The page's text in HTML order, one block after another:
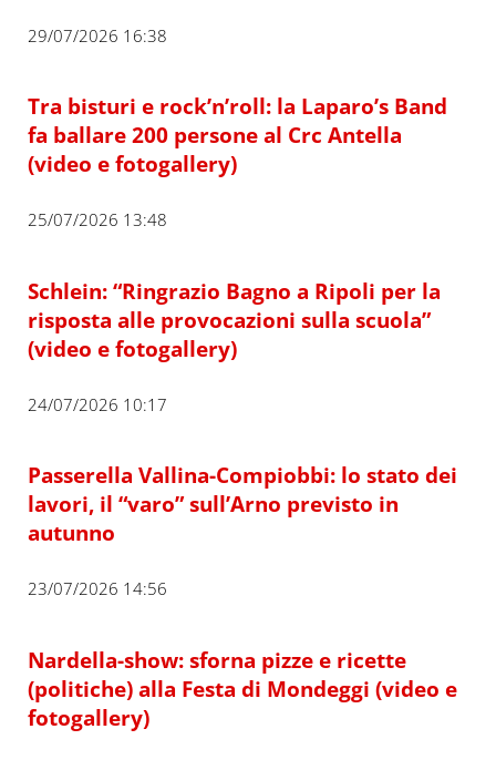
29/07/2026 16:38
Tra bisturi e rock’n’roll: la Laparo’s Band
fa ballare 200 persone al Crc Antella
(video e fotogallery)
25/07/2026 13:48
Schlein: “Ringrazio Bagno a Ripoli per la
risposta alle provocazioni sulla scuola”
(video e fotogallery)
24/07/2026 10:17
Passerella Vallina-Compiobbi: lo stato dei
lavori, il “varo” sull’Arno previsto in
autunno
23/07/2026 14:56
Nardella-show: sforna pizze e ricette
(politiche) alla Festa di Mondeggi (video e
fotogallery)